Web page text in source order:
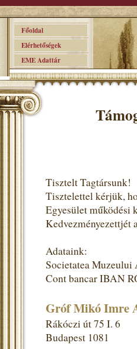
Főoldal
Elérhetőségek
EME Adattár
Tisztelt Tagtársunk!
Tisztelettel kérjük,
Egyesület működési
Kedvezményezettjét
Adataink:
Societatea
Cont bancar IBAN
Gróf Mikó Imre
Rákóczi út 75 I. 6
Budapest 1081